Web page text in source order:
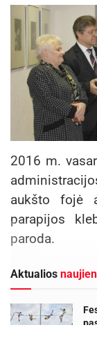
2016 m.
aukšto fojė
parapijos
paroda.
Aktualios